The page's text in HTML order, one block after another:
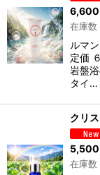
6,600
在庫数
ルマ
定価
岩盤
タイ…
クリ
5,500
在庫数